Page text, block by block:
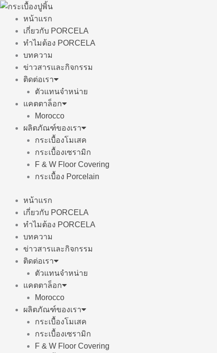
Skip
content
หน้าแรก
เกี่ยวกับ PORCELA
ทำไมต้อง PORCELA
บทความ
ข่าวสารและกิจกรรม
ติดต่อเรา
ตัวแทนจำหน่าย
แคตตาล็อก
Morocco
ผลิตภัณฑ์ของเรา
กระเบื้องโมเสค
กระเบื้องเซรามิก
F & W Floor Covering
กระเบื้อง Porcelain
หน้าแรก
เกี่ยวกับ PORCELA
ทำไมต้อง PORCELA
บทความ
ข่าวสารและกิจกรรม
ติดต่อเรา
ตัวแทนจำหน่าย
แคตตาล็อก
Morocco
ผลิตภัณฑ์ของเรา
กระเบื้องโมเสค
กระเบื้องเซรามิก
F & W Floor Covering